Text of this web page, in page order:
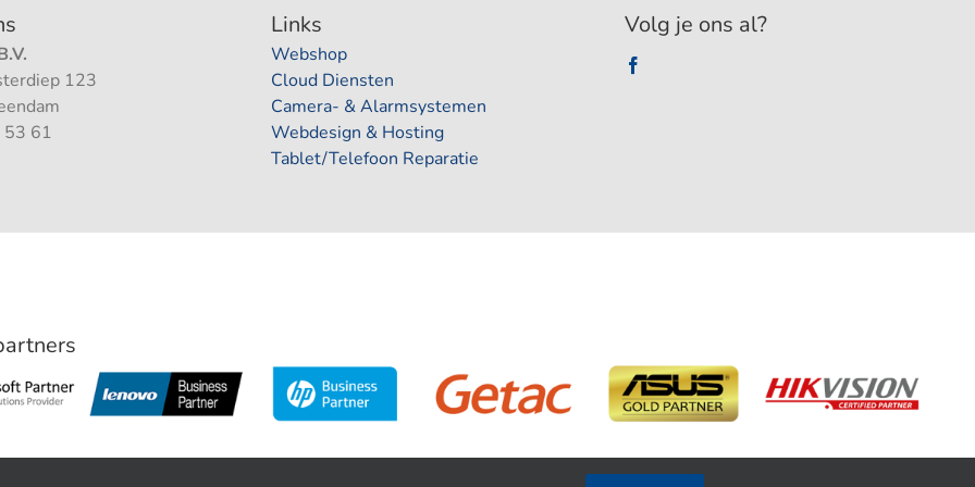
123
61
Links
Webshop
Cloud Diensten
Camera- & Alarmsystemen
Webdesign & Hosting
Tablet/Telefoon Reparatie
Volg je ons al?